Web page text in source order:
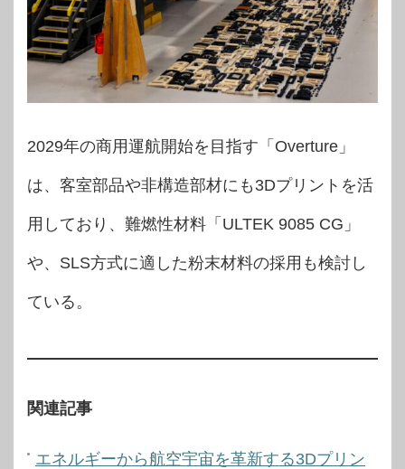
2029年の商用運航開始を目指す「Overture」
は、客室部品や非構造部材にも3Dプリントを活
用しており、難燃性材料「ULTEK 9085 CG」
や、SLS方式に適した粉末材料の採用も検討し
ている。
関連記事
エネルギーから航空宇宙を革新する3Dプリン